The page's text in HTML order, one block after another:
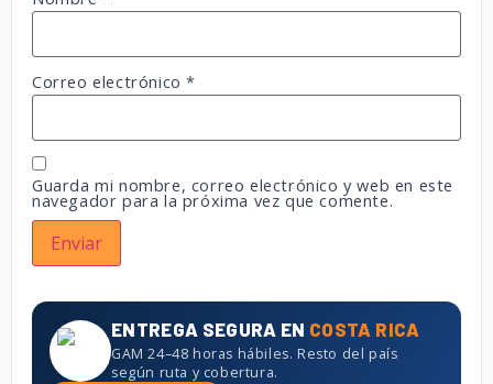
Correo electrónico*
Guarda mi nombre, correo electrónico y web en este
navegador para la próxima vez que comente.
ENTREGA SEGURA EN COSTA RICA
GAM 24–48 horas hábiles. Resto del país
según ruta y cobertura.